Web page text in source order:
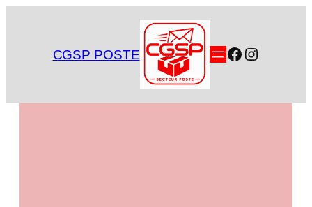
CGSP POSTE Facebook